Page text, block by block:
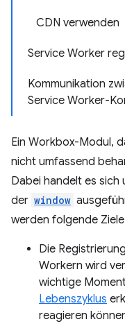
CDN verwenden
Service Worker
Kommunikation
Service Worker-
Ein Workbox-Modul,
nicht umfassend
Dabei handelt es sich
der window
werden folgende
Die
Workern wird
wichtige
Lebenszyklus
reagieren